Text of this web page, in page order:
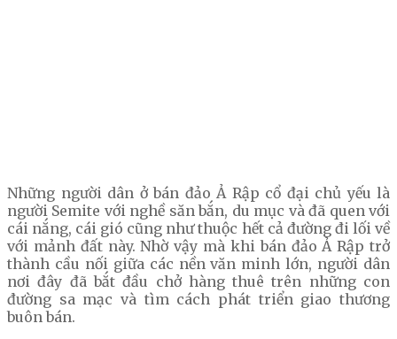
Những người dân ở bán đảo Ả Rập cổ đại chủ yếu là
người Semite với nghề săn bắn, du mục và đã quen với
cái nắng, cái gió cũng như thuộc hết cả đường đi lối về
với mảnh đất này. Nhờ vậy mà khi bán đảo Ả Rập trở
thành cầu nối giữa các nền văn minh lớn, người dân
nơi đây đã bắt đầu chở hàng thuê trên những con
đường sa mạc và tìm cách phát triển giao thương
buôn bán.